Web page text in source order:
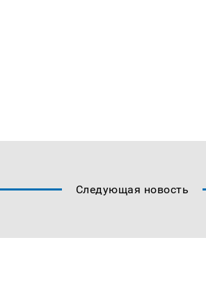
Следующая новость